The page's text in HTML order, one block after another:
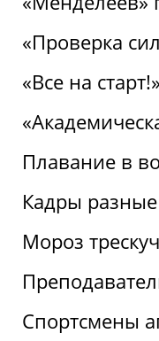
«Проверка
«Все на
Плавание в
Кадры
Мороз
Спортсмены